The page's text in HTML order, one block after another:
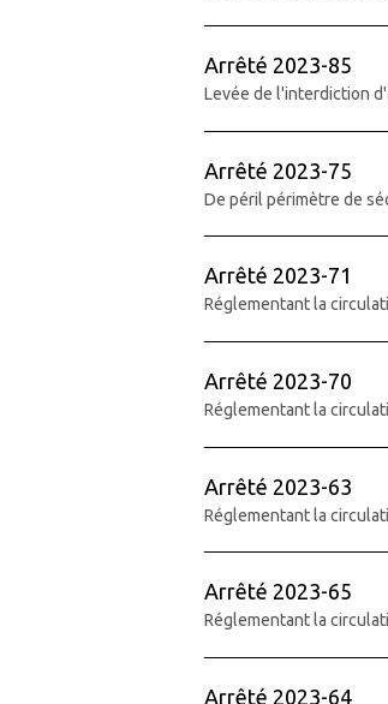
Arrêté 2023-85
Levée de l'interdiction
Arrêté 2023-75
De péril périmètre de
Arrêté 2023-71
Réglementant la
Arrêté 2023-70
Réglementant la
Arrêté 2023-63
Réglementant la
Arrêté 2023-65
Réglementant la
Arrêté 2023-64